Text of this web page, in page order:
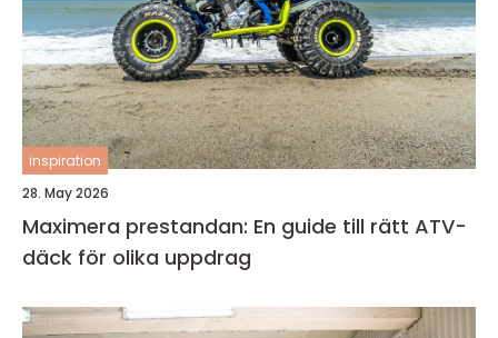
inspiration
28. May 2026
Maximera prestandan: En guide till rätt ATV-
däck för olika uppdrag